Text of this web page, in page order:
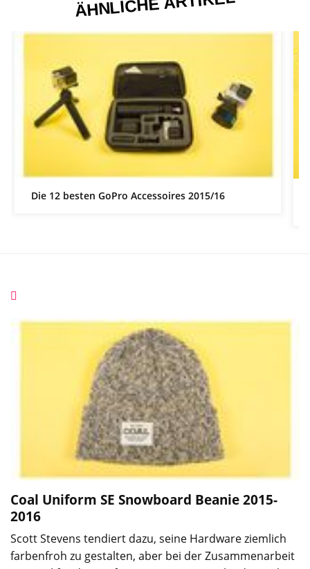
Die 12 besten GoPro Accessoires 2015/16
Coal Uniform SE Snowboard Beanie2015-
2016
Scott Stevens tendiert dazu, seine Hardware ziemlich
farbenfroh zu gestalten, aber bei der Zusammenarbeit